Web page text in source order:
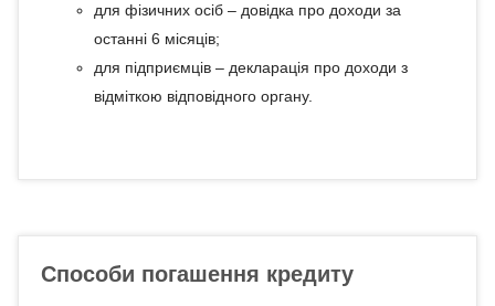
для фізичних осіб – довідка про доходи за
останні 6 місяців;
для підприємців – декларація про доходи з
відміткою відповідного органу.
Способи погашення кредиту